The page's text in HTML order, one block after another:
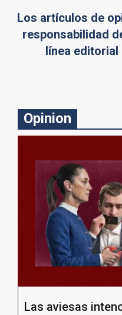
Los artículos de
responsabilidad
línea
Opinion
Las aviesas